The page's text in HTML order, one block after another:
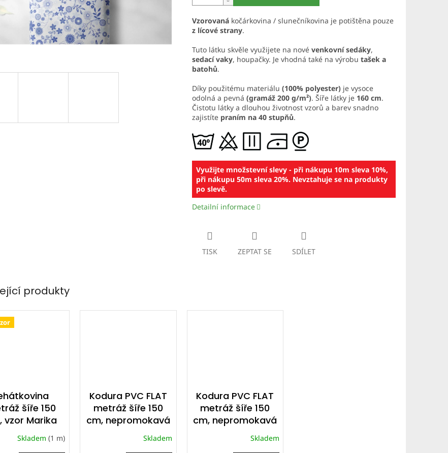
Vzorovaná kočárkovina / slunečníkovina je potištěna pouze
z lícové strany.
Tuto látku skvěle využijete na novévenkovní sedáky,
sedací vaky, houpačky. Je vhodná také na výrobu tašek a
batohů.
Díky použitému materiálu (100% polyester)je vysoce
odolná a pevná (gramáž 200 g/m²). Šíře látky je 160 cm.
Čistotu látky a dlouhou životnost vzorů a barev snadno
zajistíte praním na 40 stupňů.
Využijte množstevní slevy - při nákupu 10m sleva 10%,
při nákupu 50m sleva 20%. Nevztahuje se na produkty
po slevě.
Detailní informace
TISK ZEPTAT SE SDÍLET
produkty
šíře 150
vzor Marika
šedá
Skladem(1 m)
Kodura PVC FLAT
metráž šíře 150
cm, nepromokavá
látka - bíláSkladem
Kodura PVC FLAT
metráž šíře 150
cm, nepromokavá
látka - tmavěSkladem